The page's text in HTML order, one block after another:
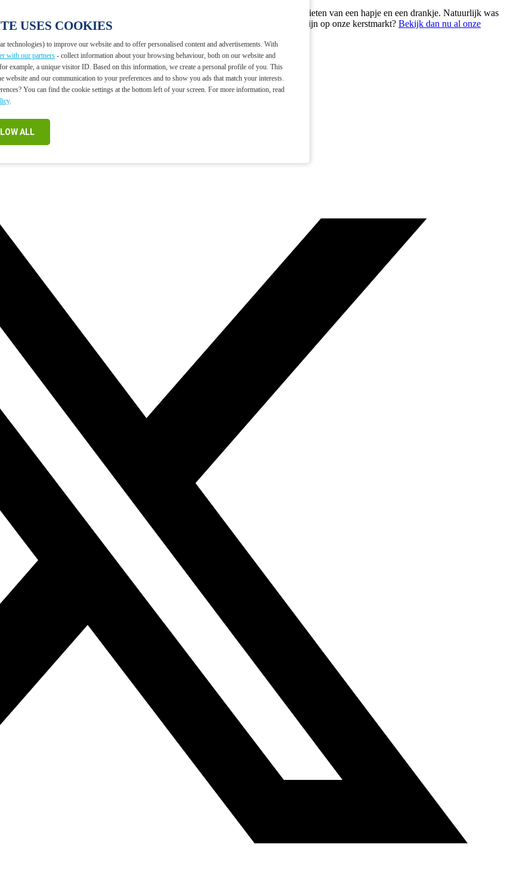
USES COOKIES
technologies) to improve our website and to offer personalised content and advertisements. With
with our partners - collect information about your browsing behaviour, both on our website and
example, a unique visitor ID. Based on this information, we create a personal profile of you. This
website and our communication to your preferences and to show you ads that match your interests.
You can find the cookie settings at the bottom left of your screen. For more information, read
.
ALL
van de Disco Kings. Onder hun muzikale omlijsting kon al het personeel genieten van een hapje en een drankje. Natuurlijk was
je van ons een echte Pentair kerstmuts. Wil jij volgend jaar ook aanwezig zijn op onze kerstmarkt? Bekijk dan nu al onze